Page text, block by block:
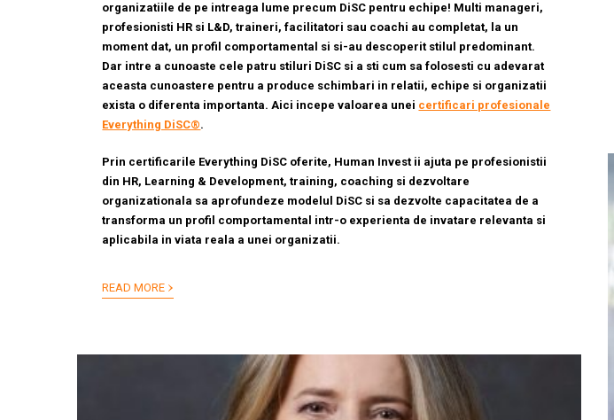
organizatiile de pe intreaga lume precum DiSC pentru echipe! Multi manageri,
profesionisti HR si L&D, traineri, facilitatori sau coachi au completat, la un
moment dat, un profil comportamental si si-au descoperit stilul predominant.
Dar intre a cunoaste cele patru stiluri DiSC si a sti cum sa folosesti cu adevarat
aceasta cunoastere pentru a produce schimbari in relatii, echipe si organizatii
exista o diferenta importanta. Aici incepe valoarea unei certificari profesionale
Everything DiSC®.
Prin certificarile Everything DiSC oferite, Human Invest ii ajuta pe profesionistii
din HR, Learning & Development, training, coaching si dezvoltare
organizationala sa aprofundeze modelul DiSC si sa dezvolte capacitatea de a
transforma un profil comportamental intr-o experienta de invatare relevanta si
aplicabila in viata reala a unei organizatii.
READ MORE ›